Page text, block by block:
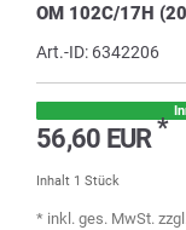
OM 102C/17H
Art.-ID: 6342206
56,60 EUR*
Inhalt 1 Stück
* inkl. ges. MwSt.